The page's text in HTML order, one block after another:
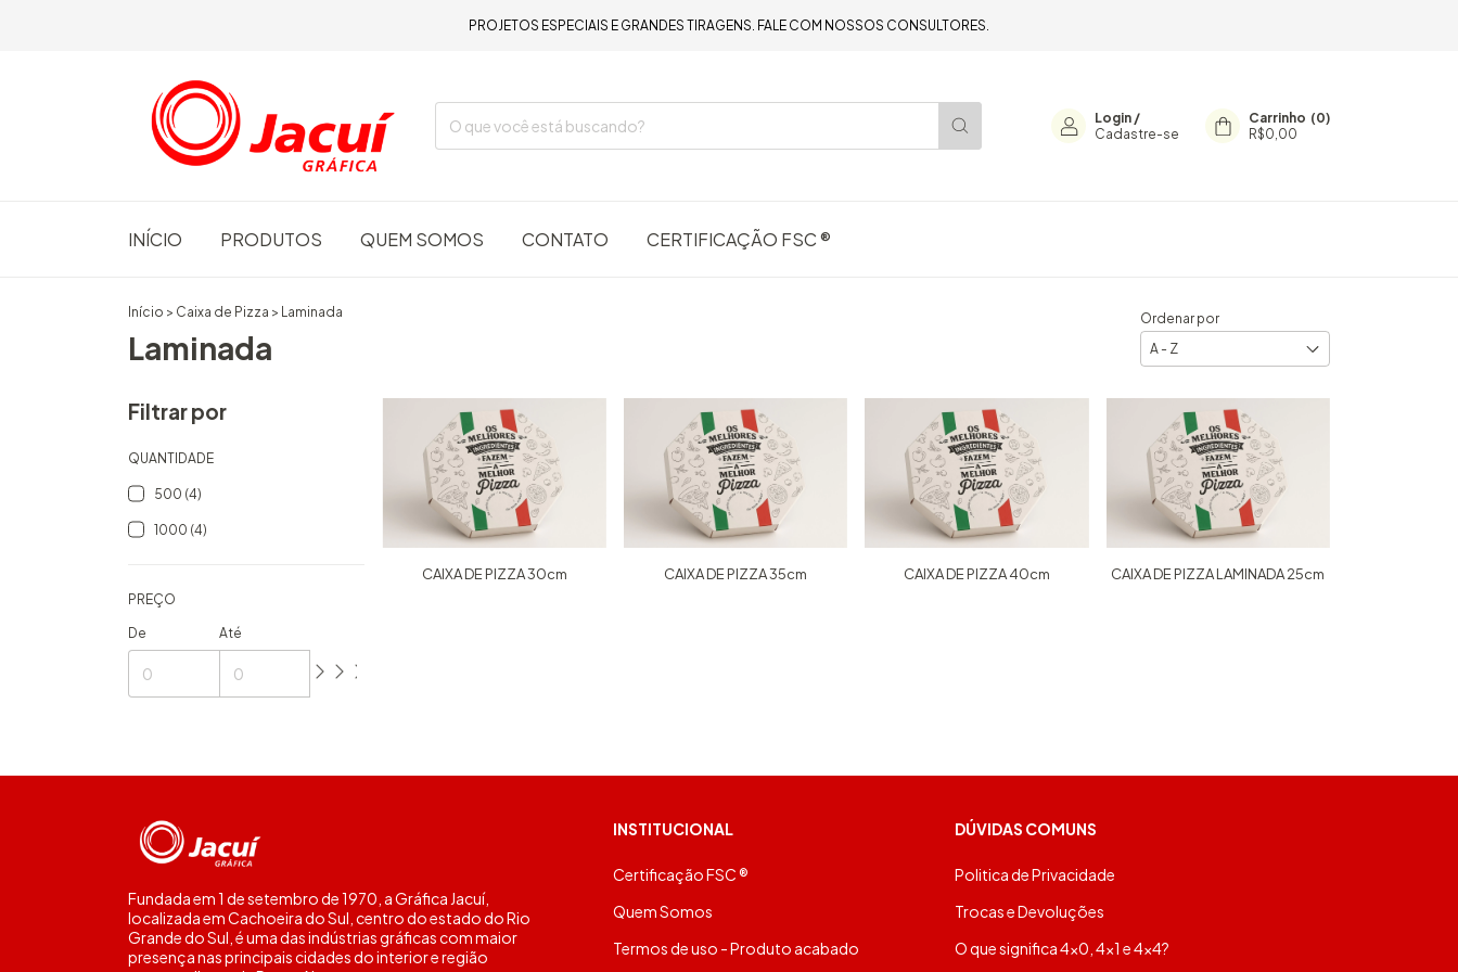
PROJETOS ESPECIAIS E GRANDES TIRAGENS. FALE COM NOSSOS CONSULTORES.
Login /
Cadastre-se
Carrinho (0)
R$0,00
INÍCIO PRODUTOS QUEM SOMOS CONTATO CERTIFICAÇÃO FSC ®
Início > Caixa de Pizza > Laminada
Laminada
Ordenar por
Filtrar por
QUANTIDADE
500 (4)
1000 (4)
PREÇO
De Até
CAIXA DE PIZZA 30cm CAIXA DE PIZZA 35cm CAIXA DE PIZZA 40cm CAIXA DE PIZZA LAMINADA 25cm
Fundada em 1 de setembro de 1970, a Gráfica Jacuí,
localizada em Cachoeira do Sul, centro do estado do Rio
Grande do Sul, é uma das indústrias gráficas com maior
presença nas principais cidades do interior e região
INSTITUCIONAL
Certificação FSC ®
Quem Somos
Termos de uso - Produto acabado
DÚVIDAS COMUNS
Politica de Privacidade
Trocas e Devoluções
O que significa 4x0, 4x1 e 4x4?